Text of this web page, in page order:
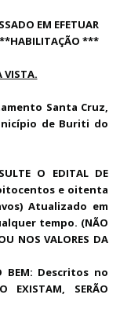
EM EFETUAR
***HABILITAÇÃO ***
VISTA.
Santa Cruz,
de Buriti do
O EDITAL DE
oitocentos e oitenta
Atualizado em
tempo. (NÃO
NOS VALORES DA
BEM: Descritos no
EXISTAM, SERÃO